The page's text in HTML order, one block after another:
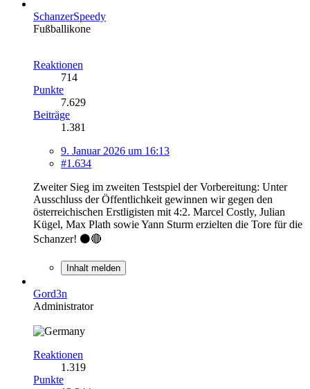
SchanzerSpeedy
Fußballikone
Reaktionen
714
Punkte
7.629
Beiträge
1.381
9. Januar 2026 um 16:13
#1.634
Zweiter Sieg im zweiten Testspiel der Vorbereitung: Unter
Ausschluss der Öffentlichkeit gewinnen wir gegen den
österreichischen Erstligisten mit 4:2. Marcel Costly, Julian
Kügel, Max Plath sowie Yann Sturm erzielten die Tore für die
Schanzer! ⚫️🔴
Inhalt melden
Gord3n
Administrator
Reaktionen
1.319
Punkte